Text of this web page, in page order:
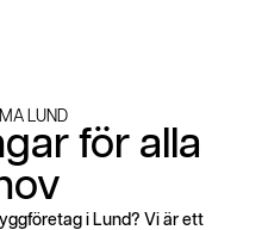
LUND
för alla
i Lund? Vi är ett